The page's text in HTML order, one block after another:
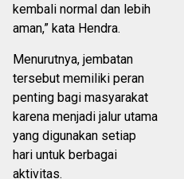
kembali normal dan lebih
aman,” kata Hendra.
Menurutnya, jembatan
tersebut memiliki peran
penting bagi masyarakat
karena menjadi jalur utama
yang digunakan setiap
hari untuk berbagai
aktivitas.